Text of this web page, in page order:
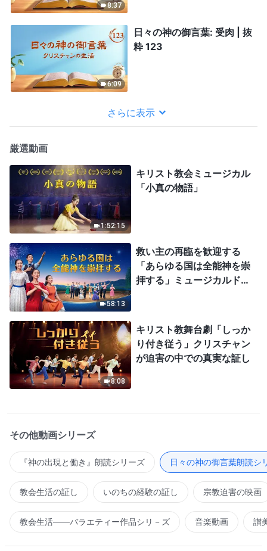
8:37
6:09
日々の神の御言葉: 受肉 | 抜
粋 123
さらに表示
厳選動画
1:52:15
キリスト教会ミュージカル
「小真の物語」
58:13
救い主の再臨を歓迎する
「あらゆる国は全能神を崇
拝する」ミュージカルドラ
8:08
キリスト教舞台劇「しっか
り付き従う」クリスチャン
が迫害の中での真実な証し
その他動画シリーズ
『神の出現と働き』朗読シリーズ 日々の神の御言葉朗読シ
教会生活の証し いのちの経験の証し 宗教迫害の映画
教会生活――バラエティー作品シリ－ズ 音楽動画 讃